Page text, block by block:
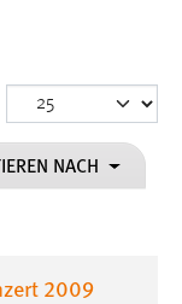
NACH
2009
Einverständnis-